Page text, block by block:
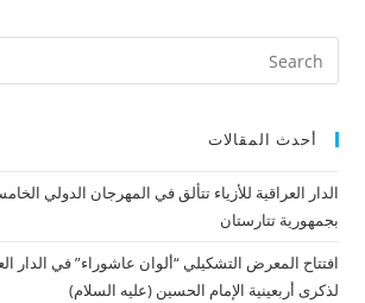
أحدث المقالات
الدار العراقية للأزياء تتألق في المهرجان الدولي
بجمهورية تتارستان
افتتاح المعرض التشكيلي “ألوان عاشوراء” في الدار
لذكرى أربعينية الإمام الحسين (عليه السلام)